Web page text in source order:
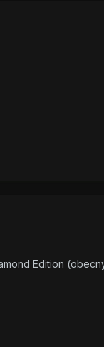
Edition